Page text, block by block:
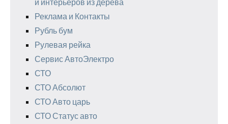
и интерьеров из дерева
Реклама и Контакты
Рубль бум
Рулевая рейка
Сервис АвтоЭлектро
СТО
СТО Абсолют
СТО Авто царь
СТО Статус авто